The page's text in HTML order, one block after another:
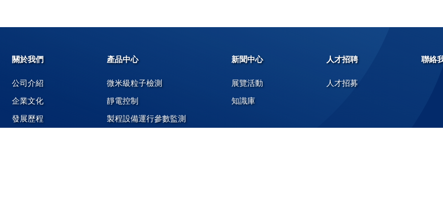
關於我們
公司介紹
企業文化
發展歷程
產品中心
微米級粒子檢測
靜電控制
製程設備運行參數監測
新聞中心
展覽活動
知識庫
人才招聘
人才招募
聯絡